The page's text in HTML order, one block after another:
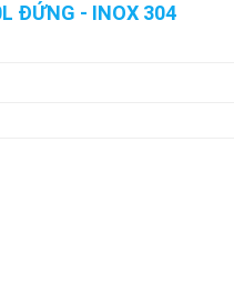
ĐỨNG - INOX 304